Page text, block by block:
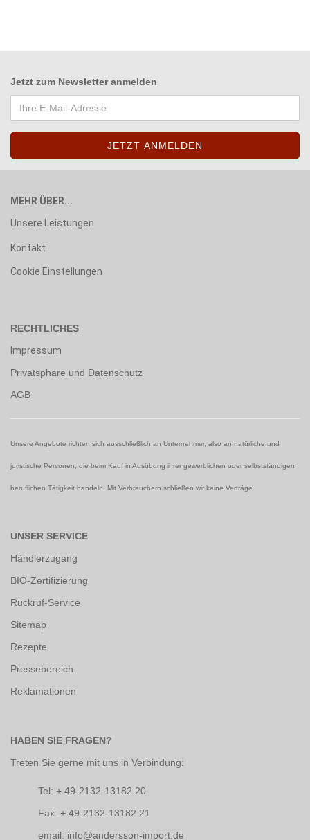
Jetzt zum Newsletter anmelden
MEHR ÜBER...
Unsere Leistungen
Kontakt
Cookie Einstellungen
RECHTLICHES
Impressum
Privatsphäre und Datenschutz
AGB
Unsere Angebote richten sich ausschließlich an Unternehmer, also an natürliche und
juristische Personen, die beim Kauf in Ausübung ihrer gewerblichen oder selbstständigen
beruflichen Tätigkeit handeln. Mit Verbrauchern schließen wir keine Verträge.
UNSER SERVICE
Händlerzugang
BIO-Zertifizierung
Rückruf-Service
Sitemap
Rezepte
Pressebereich
Reklamationen
HABEN SIE FRAGEN?
Treten Sie gerne mit uns in Verbindung:
Tel: + 49-2132-13182 20
Fax: + 49-2132-13182 21
email: info@andersson-import.de